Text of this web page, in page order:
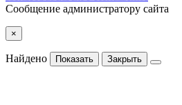
Сообщение администратору сайта
×
Найдено Показать Закрыть